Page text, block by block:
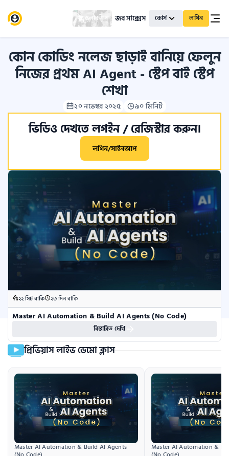
স্কলারশিপ জব সাক্সেস কোর্স লগিন
কোন কোডিং নলেজ ছাড়াই বানিয়ে ফেলুন
নিজের প্রথম AI Agent - স্টেপ বাই স্টেপ
শেখা
২০ নভেম্বর ২০২৫ ৯০ মিনিট
ভিডিও দেখতে লগইন / রেজিস্টার করুন।
লগিন/সাইনআপ
২২ সিট বাকি ২৩ দিন বাকি
Master AI Automation & Build AI Agents (No Code)
বিস্তারিত দেখি
প্রিভিয়াস লাইভ ডেমো ক্লাস
Master AI Automation & Build AI Agents Master AI Automation &